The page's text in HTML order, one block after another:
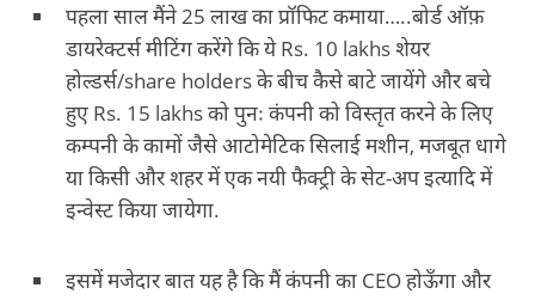
पहला साल मैंने 25 लाख का प्रॉफिट कमाया…..बोर्ड ऑफ़
डायरेक्टर्स मीटिंग करेंगे कि ये Rs. 10 lakhs शेयर
होल्डर्स/share holders के बीच कैसे बाटे जायेंगे और बचे
हुए Rs. 15 lakhs को पुनः कंपनी को विस्तृत करने के लिए
कम्पनी के कामों जैसे आटोमेटिक सिलाई मशीन, मजबूत धागे
या किसी और शहर में एक नयी फैक्ट्री के सेट-अप इत्यादि में
इन्वेस्ट किया जायेगा.
इसमें मजेदार बात यह है कि मैं कंपनी का CEO होऊँगा और